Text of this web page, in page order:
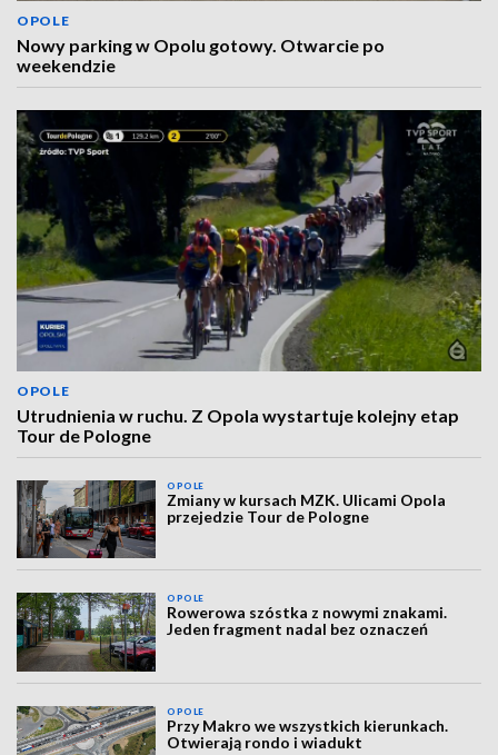
OPOLE
Nowy parking w Opolu gotowy. Otwarcie po
weekendzie
OPOLE
Utrudnienia w ruchu. Z Opola wystartuje kolejny etap
Tour de Pologne
OPOLE
Zmiany w kursach MZK. Ulicami Opola
przejedzie Tour de Pologne
OPOLE
Rowerowa szóstka z nowymi znakami.
Jeden fragment nadal bez oznaczeń
OPOLE
Przy Makro we wszystkich kierunkach.
Otwierają rondo i wiadukt